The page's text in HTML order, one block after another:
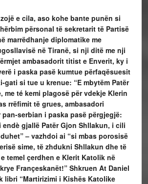
e cila, aso kohe bante punën si
përsonal të sekretarit të Partisë
marrëdhanje diplomatike me
në Tiranë, si nji ditë me nji
ambasadorit titist e Enverit, ky i
i paska pasë kumtue përfaqësuesit
gati si tue u krenue: “E mbytëm Patër
me té kemi plagosë për vdekje Klerin
rrëfimit të grues, ambasadori
serbian i paska pasë përgjegjë:
endè gjallë Patër Gjon Shllakun, i cili
– vazhdoi ai “si mbas porosisë
sime, të zhdukni Shllakun dhe të
temel çerdhen e Klerit Katolik në
Françeskanët!” Shkruen At Daniel
libri “Martirizimi i Kishës Katolike